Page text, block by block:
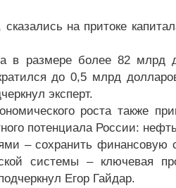
на притоке
в размере более 82 млрд
до 0,5 млрд
эксперт.
роста также
потенциала России:
– сохранить финансовую
системы – ключевая
Егор Гайдар.